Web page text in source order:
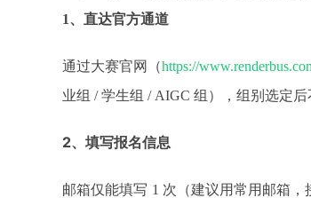
1、直达官方通道
通过大赛官网（https://
业组 / 学生组 / AIGC 组），组别选定后
2、填写报名信息
邮箱仅能填写 1 次（建议用常用邮箱